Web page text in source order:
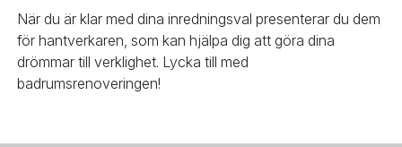
När du är klar med dina inredningsval presenterar du dem
för hantverkaren, som kan hjälpa dig att göra dina
drömmar till verklighet. Lycka till med
badrumsrenoveringen!